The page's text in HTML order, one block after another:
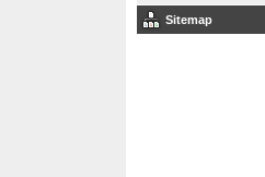
Sitemap